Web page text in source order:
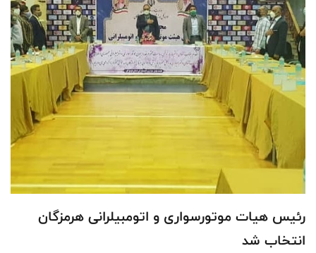
رئیس هیات موتورسواری و اتومبیلرانی هرمزگان
انتخاب شد